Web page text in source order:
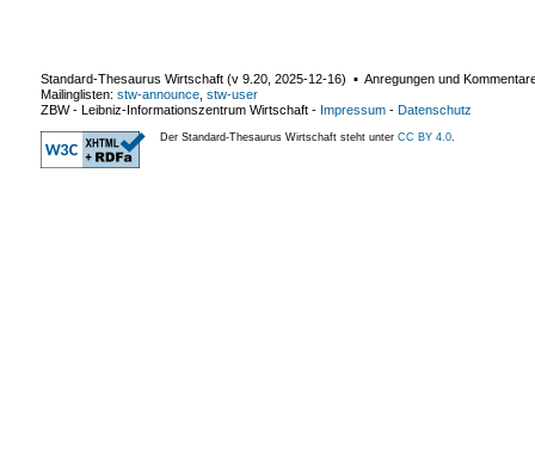
Standard-Thesaurus Wirtschaft (v 9.20 2025-12-16) ▪ Anregungen und
Mailinglisten: stw-announce stw-user
ZBW - Leibniz-Informationszentrum Wirtschaft - Impressum - Datenschutz
Der Standard-Thesaurus Wirtschaft steht unter CC BY 4.0